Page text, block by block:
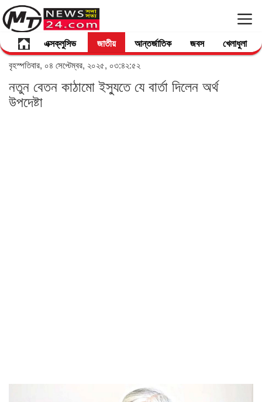
এক্সক্লুসিভ জাতীয় আন্তর্জাতিক জবস খেলাধুলা
বৃহস্পতিবার, ০৪ সেপ্টেম্বর, ২০২৫, ০৩:৪২:৫২
নতুন বেতন কাঠামো ইস্যুতে যে বার্তা দিলেন অর্থ
উপদেষ্টা